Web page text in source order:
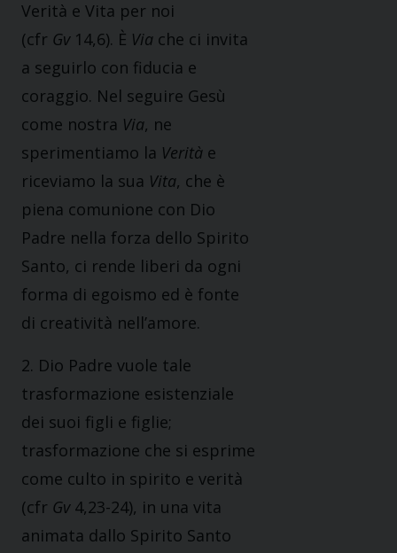
Verità e Vita per noi
(cfr Gv14,6). È Via che ci invita
a seguirlo con fiducia e
coraggio. Nel seguire Gesù
come nostra Via, ne
sperimentiamo la Verità e
riceviamo la sua Vita, che è
piena comunione con Dio
Padre nella forza dello Spirito
Santo, ci rende liberi da ogni
forma di egoismo ed è fonte
di creatività nell’amore.
2. Dio Padre vuole tale
trasformazione esistenziale
dei suoi figli e figlie;
trasformazione che si esprime
come culto in spirito e verità
(cfr Gv 4,23-24), in una vita
animata dallo Spirito Santo